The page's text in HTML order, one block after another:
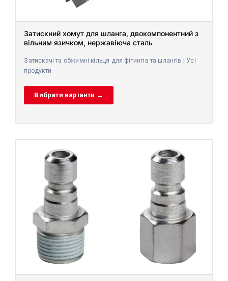
Затискний хомут для шланга, двокомпонентний з
вільним язичком, нержавіюча сталь
Затискачі та обжимні кільця для фітингів та шлангів | Усі
продукти
Вибрати варіанти →